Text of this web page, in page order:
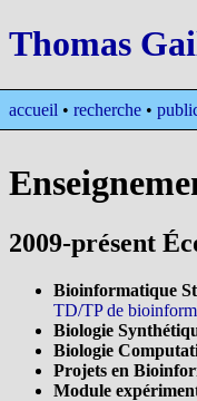
Thomas
accueil • recherche •
2009-présent
Bioinformatique
TD/TP de
Biologie
Biologie
Projets en
Module